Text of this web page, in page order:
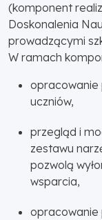
(komponent
Doskonalenia
prowadzącymi
W ramach
opracowanie
uczniów,
przegląd i
zestawu
pozwolą
wsparcia,
opracowanie